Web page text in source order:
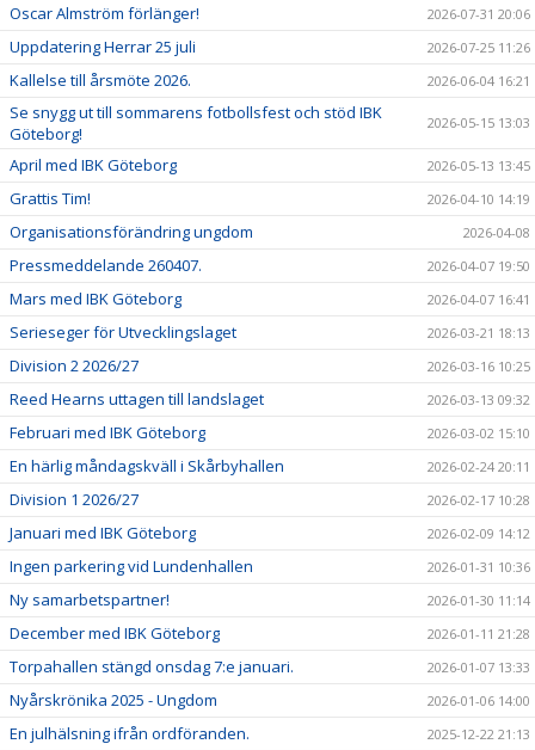
Oscar Almström förlänger! 2026-07-31 20:06
Uppdatering Herrar 25 juli 2026-07-25 11:26
Kallelse till årsmöte 2026. 2026-06-04 16:21
Se snygg ut till sommarens fotbollsfest och stöd IBK
Göteborg!
2026-05-15 13:03
April med IBK Göteborg 2026-05-13 13:45
Grattis Tim! 2026-04-10 14:19
Organisationsförändring ungdom 2026-04-08
Pressmeddelande 260407. 2026-04-07 19:50
Mars med IBK Göteborg 2026-04-07 16:41
Serieseger för Utvecklingslaget 2026-03-21 18:13
Division 2 2026/27 2026-03-16 10:25
Reed Hearns uttagen till landslaget 2026-03-13 09:32
Februari med IBK Göteborg 2026-03-02 15:10
En härlig måndagskväll i Skårbyhallen 2026-02-24 20:11
Division 1 2026/27 2026-02-17 10:28
Januari med IBK Göteborg 2026-02-09 14:12
Ingen parkering vid Lundenhallen 2026-01-31 10:36
Ny samarbetspartner! 2026-01-30 11:14
December med IBK Göteborg 2026-01-11 21:28
Torpahallen stängd onsdag 7:e januari. 2026-01-07 13:33
Nyårskrönika 2025 - Ungdom 2026-01-06 14:00
En julhälsning ifrån ordföranden. 2025-12-22 21:13